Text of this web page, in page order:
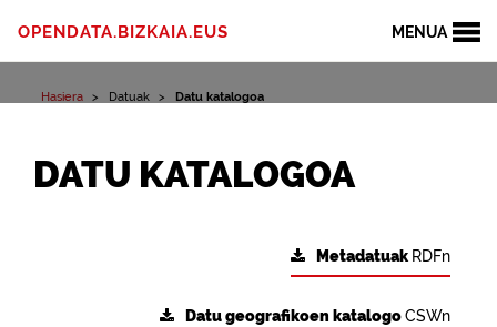
MENUA
OPENDATA.BIZKAIA.EUS
Hasiera Datuak Datu katalogoa
DATU KATALOGOA
Metadatuak RDFn
Datu geografikoen katalogoCSWn